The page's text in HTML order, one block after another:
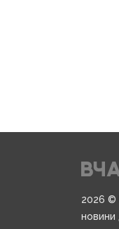
2026 ©
новини